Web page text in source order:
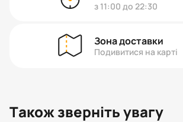
з 11:00 до 22:30
Зона доставки
Подивитися на карті
Також зверніть увагу